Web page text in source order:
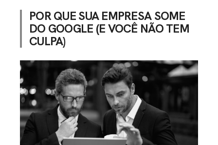
POR QUE SUA EMPRESA SOME
DO GOOGLE (E VOCÊ NÃO TEM
CULPA)